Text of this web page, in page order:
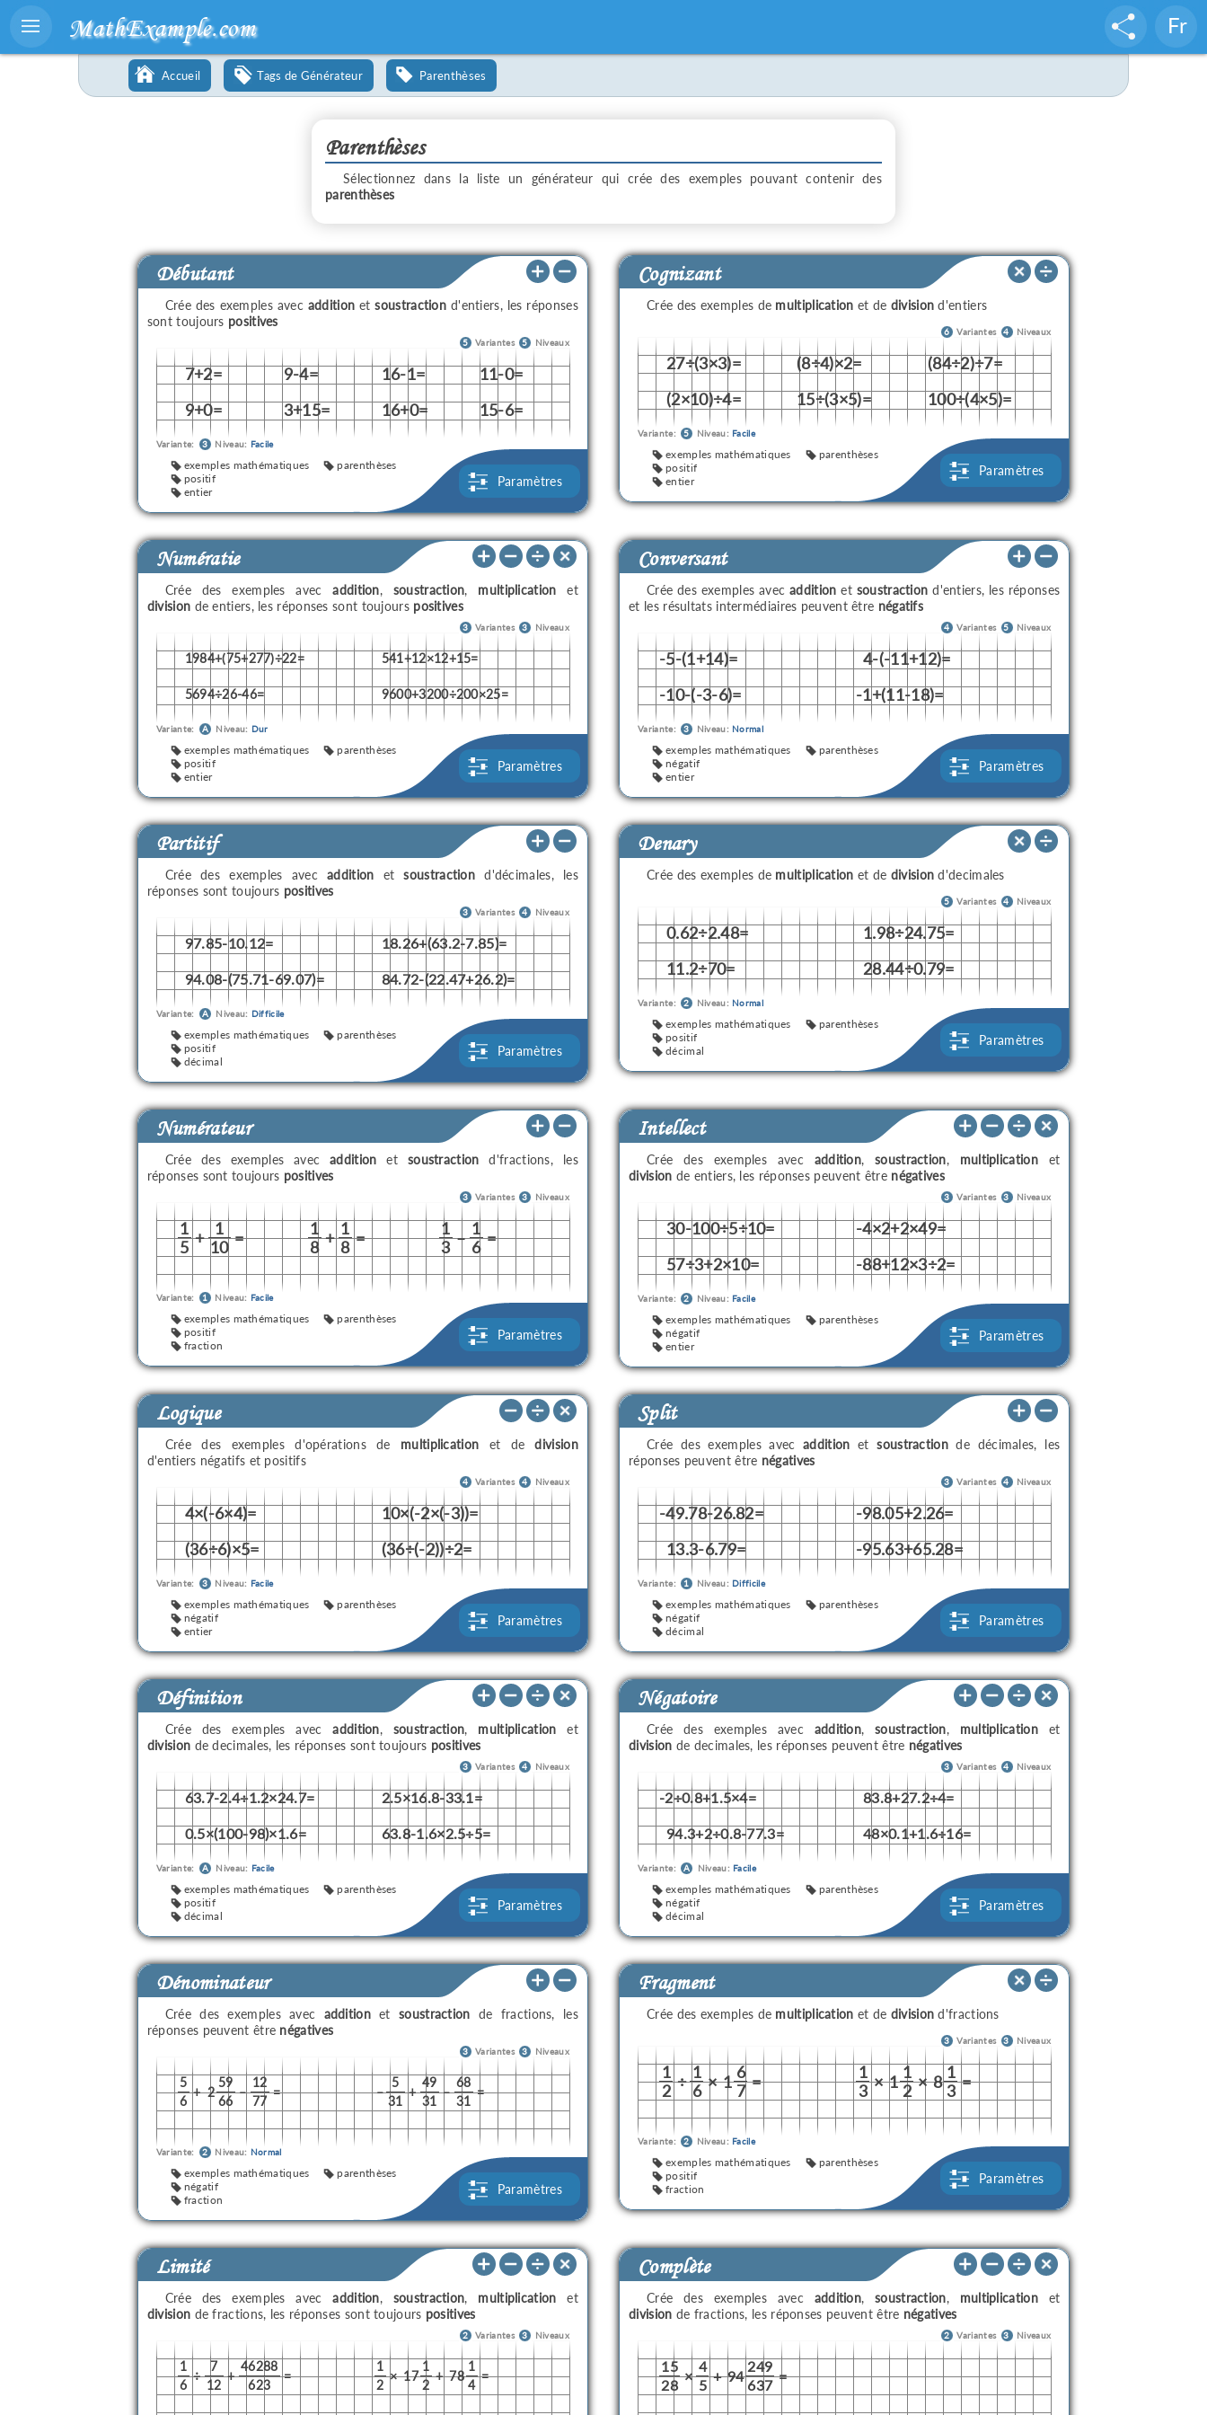
MathExample.com Fr
Accueil Tags de Générateur Parenthèses
Parenthèses
Sélectionnez dans la liste un générateur qui crée des exemples pouvant contenir des
parenthèses
Débutant
Crée des exemples avec addition etsoustraction d'entiers, les réponses
sont toujours positives
5 Variantes 5 Niveaux
7+2= 9-4= 16-1=
11-0=
9+0=
3+15= 16+0= 15-6=
Variante: 3 Niveau: Facile
exemples mathématiques
positif
entier
parenthèses
Paramètres
Cognizant
Crée des exemples de multiplication et de division d'entiers
6 Variantes 4 Niveaux
27÷(3×3)= (8÷4)×2=
(84÷2)÷7=
(2×10)÷4=
15÷(3×5)= 100÷(4×5)=
Variante: 5 Niveau: Facile
exemples mathématiques
positif
entier
parenthèses
Paramètres
Numératie
Crée des exemples avecaddition, soustraction, multiplication et
division de entiers, les réponses sont toujours positives
3 Variantes 3 Niveaux
1984+(75+277)÷22= 541+12×12+15=
5694÷26-46= 9600+3200÷200×25=
Variante: A Niveau: Dur
exemples mathématiques
positif
entier
parenthèses
Paramètres
Conversant
Crée des exemples avecaddition et soustraction d'entiers, les réponses
et les résultats intermédiaires peuvent être négatifs
4 Variantes 5 Niveaux
-5-(1+14)=
4-(-11+12)=
-10-(-3-6)=
-1+(11-18)=
Variante: 3 Niveau: Normal
exemples mathématiques
négatif
entier
parenthèses
Paramètres
Partitif
Crée des exemples avecaddition etsoustraction d'décimales, les
réponses sont toujours positives
3 Variantes 4 Niveaux
97.85-10.12= 18.26+(63.2-7.85)=
94.08-(75.71-69.07)= 84.72-(22.47+26.2)=
Variante: A Niveau: Difficile
exemples mathématiques
positif
décimal
parenthèses
Paramètres
Denary
Crée des exemples de multiplication et de division d'decimales
5 Variantes 4 Niveaux
0.62÷2.48=
1.98÷24.75=
11.2÷70=
28.44÷0.79=
Variante: 2 Niveau: Normal
exemples mathématiques
positif
décimal
parenthèses
Paramètres
Numérateur
Crée des exemples avecaddition et soustraction d'fractions, les
réponses sont toujours positives
3 Variantes 3 Niveaux
1 + 1 =
5 10
1 + 1 =
8 8
1 – 1 =
3 6
Variante: 1 Niveau: Facile
exemples mathématiques
positif
fraction
parenthèses
Paramètres
Intellect
Crée des exemples avec addition,soustraction, multiplicationet
division de entiers, les réponses peuvent être négatives
3 Variantes 3 Niveaux
30-100÷5÷10=
-4×2+2×49=
57÷3+2×10=
-88+12×3÷2=
Variante: 2 Niveau: Facile
exemples mathématiques
négatif
entier
parenthèses
Paramètres
Logique
Crée des exemples d'opérations de multiplication et dedivision
d'entiers négatifs et positifs
4 Variantes 4 Niveaux
4×(-6×4)=
10×(-2×(-3))=
(36÷6)×5=
(36÷(-2))÷2=
Variante: 3 Niveau: Facile
exemples mathématiques
négatif
entier
parenthèses
Paramètres
Split
Crée des exemples avecaddition etsoustractionde décimales, les
réponses peuvent être négatives
3 Variantes 4 Niveaux
-49.78-26.82=
-98.05+2.26=
13.3-6.79=
-95.63+65.28=
Variante: 1 Niveau: Difficile
exemples mathématiques
négatif
décimal
parenthèses
Paramètres
Définition
Crée des exemples avecaddition, soustraction, multiplication et
division de decimales, les réponses sont toujours positives
3 Variantes 4 Niveaux
63.7-2.4÷1.2×24.7= 2.5×16.8-33.1=
0.5×(100-98)×1.6= 63.8-1.6×2.5÷5=
Variante: A Niveau: Facile
exemples mathématiques
positif
décimal
parenthèses
Paramètres
Négatoire
Crée des exemples avec addition,soustraction, multiplicationet
division de decimales, les réponses peuvent être négatives
3 Variantes 4 Niveaux
-2÷0.8+1.5×4= 83.8+27.2÷4=
94.3+2÷0.8-77.3= 48×0.1+1.6÷16=
Variante: A Niveau: Facile
exemples mathématiques
négatif
décimal
parenthèses
Paramètres
Dénominateur
Crée des exemples avec additionetsoustraction de fractions, les
réponses peuvent être négatives
3 Variantes 3 Niveaux
5
+ 2
59
–
12
=
6 66 77
–
5
+
49
–
68
=
31 31 31
Variante: 2 Niveau: Normal
exemples mathématiques
négatif
fraction
parenthèses
Paramètres
Fragment
Crée des exemples de multiplication et de division d'fractions
3 Variantes 3 Niveaux
1 ÷ 1 × 1 6 =
2 6 7
1 × 1 1 × 8 1 =
3 2 3
Variante: 2 Niveau: Facile
exemples mathématiques
positif
fraction
parenthèses
Paramètres
Limité
Crée des exemples avecaddition, soustraction, multiplication et
division de fractions, les réponses sont toujours positives
2 Variantes 3 Niveaux
1
÷
7
+
46288
=
6 12 623
1
× 17
1
+ 78
1
=
2 2 4
Complète
Crée des exemples avec addition,soustraction, multiplicationet
division de fractions, les réponses peuvent être négatives
2 Variantes 3 Niveaux
15
×
4
+ 94
249
=
28 5 637